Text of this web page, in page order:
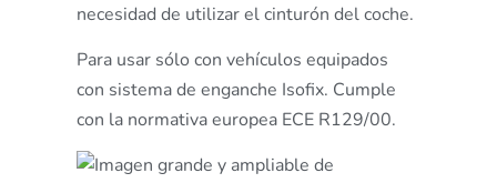
necesidad de utilizar el cinturón del coche.
Para usar sólo con vehículos equipados
con sistema de enganche Isofix. Cumple
con la normativa europea ECE R129/00.